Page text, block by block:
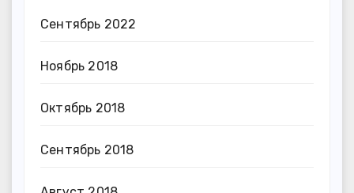
Сентябрь 2022
Ноябрь 2018
Октябрь 2018
Сентябрь 2018